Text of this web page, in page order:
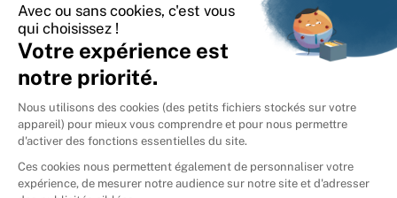
International
🇪🇸Espagne
🇩🇪Allemagne
🇮🇹 Italie